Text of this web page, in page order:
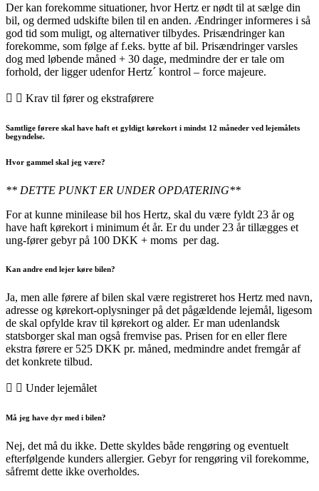
Der kan forekomme situationer, hvor Hertz er nødt til at sælge din
bil, og dermed udskifte bilen til en anden. Ændringer informeres i så
god tid som muligt, og alternativer tilbydes. Prisændringer kan
forekomme, som følge af f.eks. bytte af bil. Prisændringer varsles
dog med løbende måned + 30 dage, medmindre der er tale om
forhold, der ligger udenfor Hertz´ kontrol – force majeure.
Krav til fører og ekstraførere
Samtlige førere skal have haft et gyldigt kørekort i mindst 12 måneder ved lejemålets
begyndelse.
Hvor gammel skal jeg være?
** DETTE PUNKT ER UNDER OPDATERING**
For at kunne minilease bil hos Hertz, skal du være fyldt 23 år og
have haft kørekort i minimum ét år. Er du under 23 år tillægges et
ung-fører gebyr på 100 DKK + moms per dag.
Kan andre end lejer køre bilen?
Ja, men alle førere af bilen skal være registreret hos Hertz med navn,
adresse og kørekort-oplysninger på det pågældende lejemål, ligesom
de skal opfylde krav til kørekort og alder. Er man udenlandsk
statsborger skal man også fremvise pas. Prisen for en eller flere
ekstra førere er 525 DKK pr. måned, medmindre andet fremgår af
det konkrete tilbud.
Under lejemålet
Må jeg have dyr med i bilen?
Nej, det må du ikke. Dette skyldes både rengøring og eventuelt
efterfølgende kunders allergier. Gebyr for rengøring vil forekomme,
såfremt dette ikke overholdes.